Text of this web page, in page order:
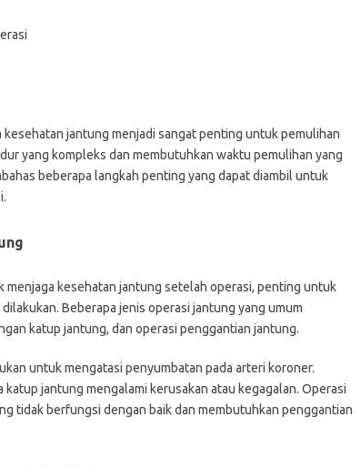
jantung menjadi sangat penting untuk pemulihan
yang kompleks dan membutuhkan waktu pemulihan yang
beberapa langkah penting yang dapat diambil untuk
menjaga kesehatan jantung setelah operasi, penting untuk
Beberapa jenis operasi jantung yang umum
katup jantung, dan operasi penggantian jantung.
untuk mengatasi penyumbatan pada arteri koroner.
jantung mengalami kerusakan atau kegagalan. Operasi
tidak berfungsi dengan baik dan membutuhkan penggantian